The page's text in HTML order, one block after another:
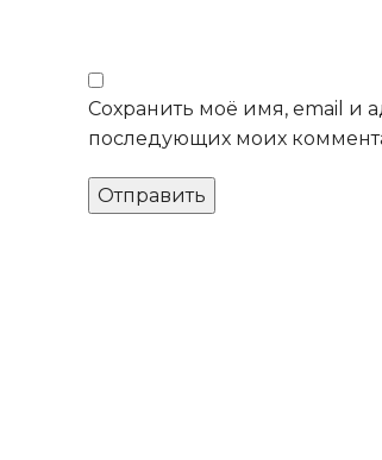
Сохранить моё имя, email и
последующих моих